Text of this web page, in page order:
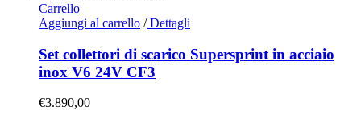
Carrello
Aggiungi al carrello /Dettagli
Set collettori di scarico Supersprint in acciaio
inox V6 24V CF3
€3.890,00